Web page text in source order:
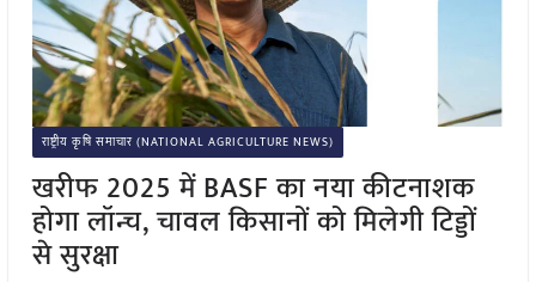
राष्ट्रीय कृषि समाचार (NATIONAL AGRICULTURE NEWS)
खरीफ 2025 में BASF का नया कीटनाशक
होगा लॉन्च, चावल किसानों को मिलेगी टिड्डों
से सुरक्षा